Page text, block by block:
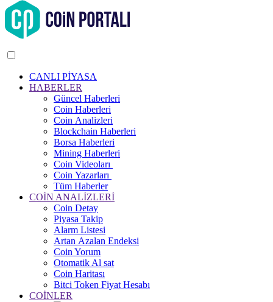
CANLI PİYASA
HABERLER
Güncel Haberleri
Coin Haberleri
Coin Analizleri
Blockchain Haberleri
Borsa Haberleri
Mining Haberleri
Coin Videoları
Coin Yazarları
Tüm Haberler
COİN ANALİZLERİ
Coin Detay
Piyasa Takip
Alarm Listesi
Artan Azalan Endeksi
Coin Yorum
Otomatik Al sat
Coin Haritası
Bitci Token Fiyat Hesabı
COİNLER